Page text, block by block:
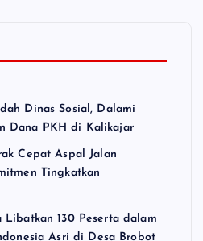
Dinas Sosial, Dalami
Dana PKH di Kalikajar
Cepat Aspal Jalan
Tingkatkan
Libatkan 130 Peserta dalam
Asri di Desa Brobot